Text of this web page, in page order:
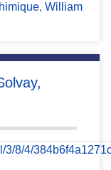
, William